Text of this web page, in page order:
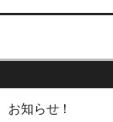
お知らせ！